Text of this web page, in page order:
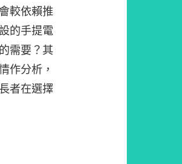
較依賴推
的手提電
需要？其
作分析，
者在選擇